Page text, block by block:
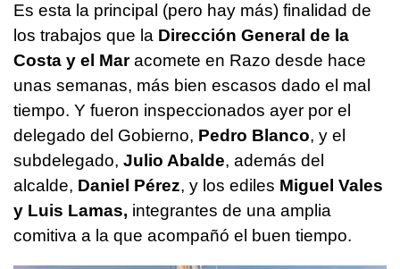
Es esta la principal (pero hay más) finalidad de
los trabajos que la Dirección General de la
Costa y el Maracomete en Razo desde hace
unas semanas, más bien escasos dado el mal
tiempo. Y fueron inspeccionados ayer por el
delegado del Gobierno, Pedro Blanco, y el
subdelegado, Julio Abalde, además del
alcalde, Daniel Pérez, y los ediles Miguel Vales
y Luis Lamas, integrantes de una amplia
comitiva a la que acompañó el buen tiempo.